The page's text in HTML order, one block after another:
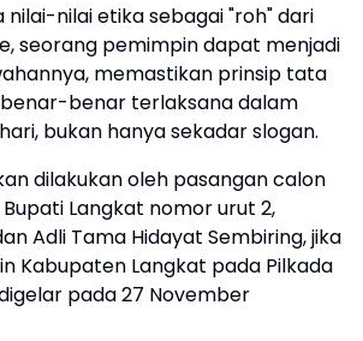
nilai-nilai etika sebagai "roh" dari
seorang pemimpin dapat menjadi
memastikan prinsip tata
benar terlaksana dalam
bukan hanya sekadar slogan.
dilakukan oleh pasangan calon
Langkat nomor urut 2,
Adli Tama Hidayat Sembiring, jika
Kabupaten Langkat pada Pilkada
pada 27 November